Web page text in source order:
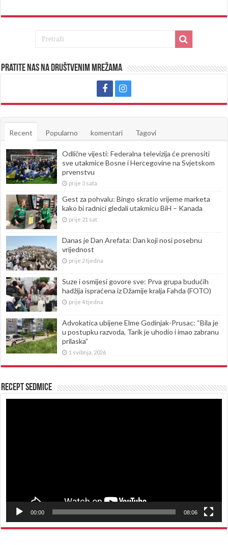
Pratite nas na društvenim mrežama
Recent Popularno komentari Tagovi
Odlične vijesti: Federalna televizija će prenositi
sve utakmice Bosne i Hercegovine na Svjetskom
prvenstvu
prije 3 sata
Gest za pohvalu: Bingo skratio vrijeme marketa
kako bi radnici gledali utakmicu BiH – Kanada
prije 21 sat
Danas je Dan Arefata: Dan koji nosi posebnu
vrijednost
prije 2 tjedna
Suze i osmijesi govore sve: Prva grupa budućih
hadžija ispraćena iz Džamije kralja Fahda (FOTO)
prije 4 tjedna
Advokatica ubijene Elme Godinjak-Prusac: “Bila je
u postupku razvoda, Tarik je uhodio i imao zabranu
prilaska”
1 svibnja, 2026
Recept sedmice
00:00 08:06